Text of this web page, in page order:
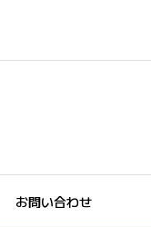
お問い合わせ